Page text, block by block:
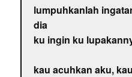
lumpuhkanlah
dia
ku ingin ku
kau acuhkan aku,